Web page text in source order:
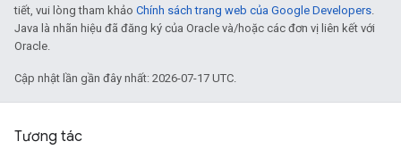
tiết, vui lòng tham khảo Chính sách trang web của Google Developers.
Java là nhãn hiệu đã đăng ký của Oracle và/hoặc các đơn vị liên kết với
Oracle.
Cập nhật lần gần đây nhất: 2026-07-17 UTC.
Tương tác